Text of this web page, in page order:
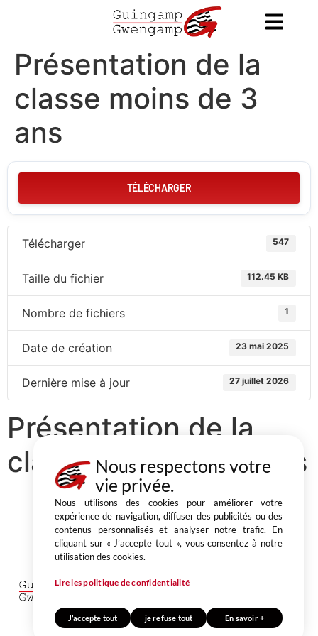
Présentation de la
classe moins de 3
ans
TÉLÉCHARGER
Télécharger 547
Taille du fichier 112.45 KB
Nombre de fichiers 1
Date de création 23 mai 2025
Dernière mise à jour 27 juillet 2026
Présentation de la
classe moins de 3 ans
Partager
BP 50 543 22205 Guingamp cedex
CONTACT
Nous respectons votre
vie privée.
Nous utilisons des cookies pour améliorer votre
expérience de navigation, diffuser des publicités ou des
contenus personnalisés et analyser notre trafic. En
cliquant sur « J’accepte tout », vous consentez à notre
utilisation des cookies.
Lire les politique de confidentialité
J’accepte tout je refuse tout En savoir +